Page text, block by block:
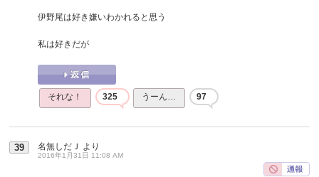
伊野尾は好き嫌いわかれると思う
私は好きだが
それな！ 325 うーん… 97
39 名無しだＪ より
2016年1月31日 11:08 AM